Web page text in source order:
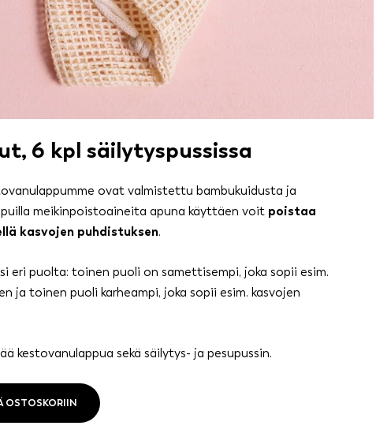
6 kpl säilytyspussissa
ovat valmistettu bambukuidusta ja
meikinpoistoaineita apuna käyttäen voit poistaa
kasvojen puhdistuksen.
eri puolta: toinen puoli on samettisempi, joka sopii esim.
ja toinen puoli karheampi, joka sopii esim. kasvojen
kestovanulappua sekä säilytys- ja pesupussin.
OSTOSKORIIN